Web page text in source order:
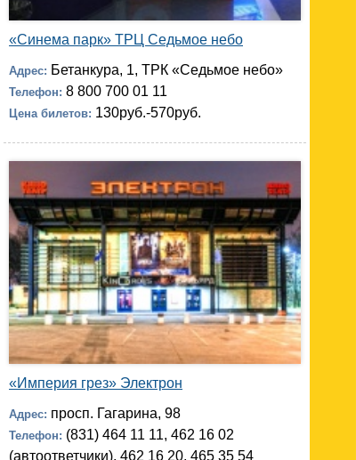
«Синема парк» ТРЦ Седьмое небо
Адрес: Бетанкура, 1, ТРК «Седьмое небо»
Телефон: 8 800 700 01 11
Цена билетов: 130руб.-570руб.
«Империя грез» Электрон
Адрес: просп. Гагарина, 98
Телефон: (831) 464 11 11, 462 16 02
(автоответчики), 462 16 20, 465 35 54